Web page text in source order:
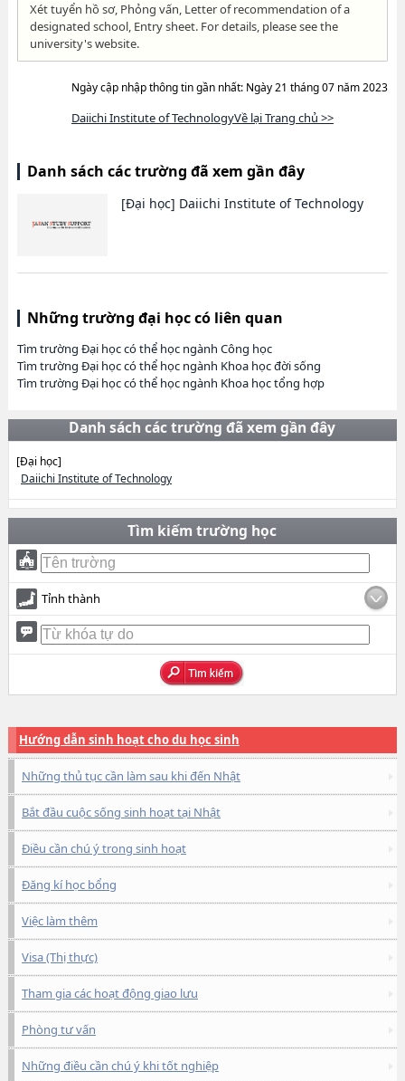
Xét tuyển hồ sơ, Phỏng vấn, Letter of recommendation of a
designated school, Entry sheet. For details, please see the
university's website.
Ngày cập nhập thông tin gần nhất: Ngày 21 tháng 07 năm 2023
Daiichi Institute of TechnologyVề lại Trang chủ >>
Danh sách các trường đã xem gần đây
[Đại học] Daiichi Institute of Technology
Những trường đại học có liên quan
Tìm trường Đại học có thể học ngành Công học
Tìm trường Đại học có thể học ngành Khoa học đời sống
Tìm trường Đại học có thể học ngành Khoa học tổng hợp
Danh sách các trường đã xem gần đây
[Đại học]
Daiichi Institute of Technology
Tìm kiếm trường học
Tỉnh thành
Hướng dẫn sinh hoạt cho du học sinh
Những thủ tục cần làm sau khi đến Nhật
Bắt đầu cuộc sống sinh hoạt tại Nhật
Điều cần chú ý trong sinh hoạt
Đăng kí học bổng
Việc làm thêm
Visa (Thị thực)
Tham gia các hoạt động giao lưu
Phòng tư vấn
Những điều cần chú ý khi tốt nghiệp